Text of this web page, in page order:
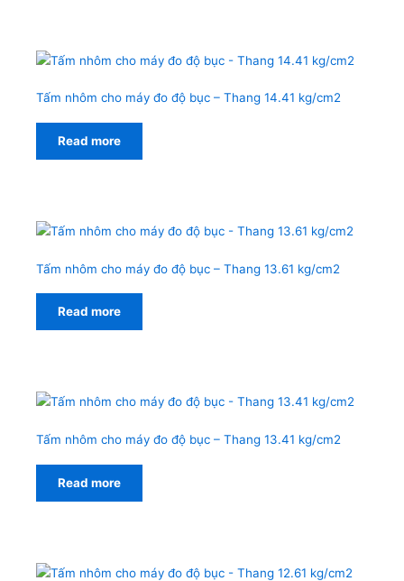
Tấm nhôm cho máy đo độ bục – Thang 14.41 kg/cm2
Read more
Tấm nhôm cho máy đo độ bục – Thang 13.61 kg/cm2
Read more
Tấm nhôm cho máy đo độ bục – Thang 13.41 kg/cm2
Read more